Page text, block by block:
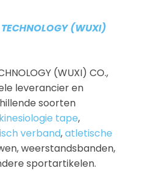
(WUXI)
(WUXI) CO.,
leverancier en
soorten
kinesiologie tape,
verband,atletische
weerstandsbanden,
sportartikelen.